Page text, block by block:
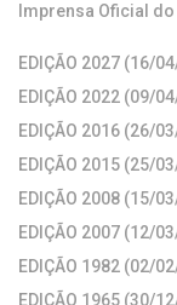
Imprensa Oficial
EDIÇÃO 2027 (16/
EDIÇÃO 2022 (09/
EDIÇÃO 2016 (26/
EDIÇÃO 2015 (25/
EDIÇÃO 2008 (15/
EDIÇÃO 2007 (12/
EDIÇÃO 1982 (02/
EDIÇÃO 1965 (30/